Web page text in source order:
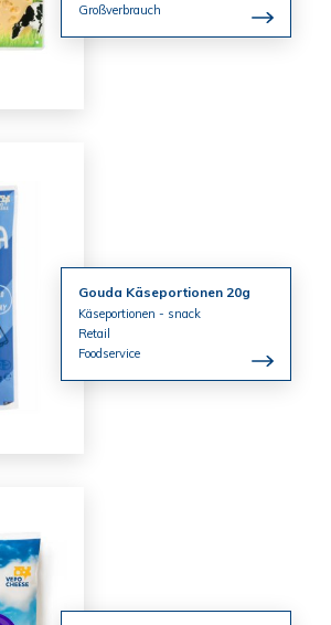
Großverbrauch
Gouda Käseportionen 20g
Käseportionen - snack
Retail
Foodservice